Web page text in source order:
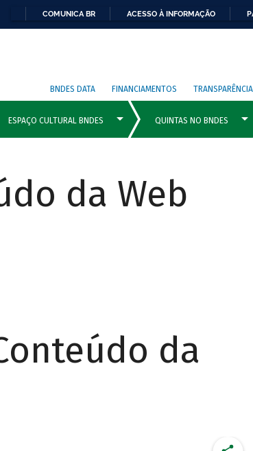
COMUNICA BR ACESSO À INFORMAÇÃO
BNDES DATA FINANCIAMENTOS TRANSPARÊNCIA
da Web
da